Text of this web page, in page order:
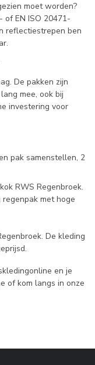
moet worden?
of EN ISO 20471-
reflectiestrepen ben
De pakken zijn
mee, ook bij
investering voor
pak samenstellen, 2
RWS Regenbroek.
met hoge
De kleding
en je
of kom langs in onze